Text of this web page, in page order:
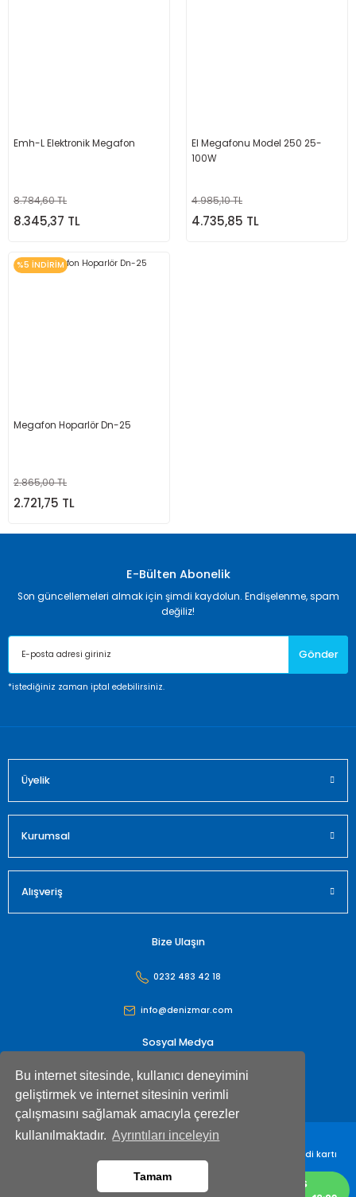
Bu internet sitesinde, kullanıcı deneyimini
geliştirmek ve internet sitesinin verimli
çalışmasını sağlamak amacıyla çerezler
kullanılmaktadır. Ayrıntıları inceleyin
Tamam
Emh-L Elektronik Megafon
8.784,60 TL
8.345,37 TL
El Megafonu Model 250 25-
100W
4.985,10 TL
4.735,85 TL
%5 İNDİRİM
Megafon Hoparlör Dn-25
2.865,00 TL
2.721,75 TL
E-Bülten Abonelik
Son güncellemeleri almak için şimdi kaydolun. Endişelenme, spam
değiliz!
Gönder
*istediğiniz zaman iptal edebilirsiniz.
Üyelik
Kurumsal
Alışveriş
Bize Ulaşın
0232 483 42 18
info@denizmar.com
Sosyal Medya
Denizmar İç Dış Ticaret Anonim Şirketi© Tüm hakları saklıdır. Kredi kartı